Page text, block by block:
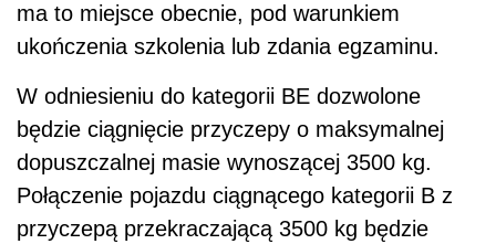
ma to miejsce obecnie, pod warunkiem
ukończenia szkolenia lub zdania egzaminu.
W odniesieniu do kategorii BE dozwolone
będzie ciągnięcie przyczepy o maksymalnej
dopuszczalnej masie wynoszącej 3500 kg.
Połączenie pojazdu ciągnącego kategorii B z
przyczepą przekraczającą 3500 kg będzie